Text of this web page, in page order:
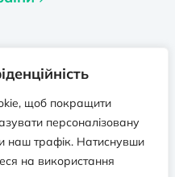
щоб покращити
персоналізовану
наш трафік. Натиснувши
на використання